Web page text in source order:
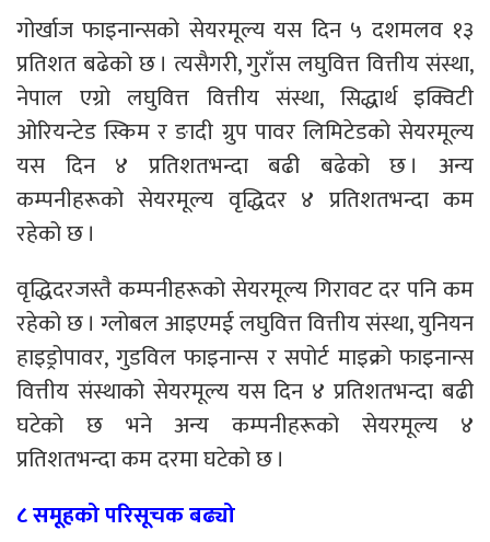
गोर्खाज फाइनान्सको सेयरमूल्य यस दिन ५ दशमलव १३
प्रतिशत बढेको छ । त्यसैगरी, गुराँस लघुवित्त वित्तीय संस्था,
नेपाल एग्रो लघुवित्त वित्तीय संस्था, सिद्धार्थ इक्विटी
ओरियन्टेड स्किम र ङादी ग्रुप पावर लिमिटेडको सेयरमूल्य
यस दिन ४ प्रतिशतभन्दा बढी बढेको छ । अन्य
कम्पनीहरूको सेयरमूल्य वृद्धिदर ४ प्रतिशतभन्दा कम
रहेको छ ।
वृद्धिदरजस्तै कम्पनीहरूको सेयरमूल्य गिरावट दर पनि कम
रहेको छ । ग्लोबल आइएमई लघुवित्त वित्तीय संस्था, युनियन
हाइड्रोपावर, गुडविल फाइनान्स र सपोर्ट माइक्रो फाइनान्स
वित्तीय संस्थाको सेयरमूल्य यस दिन ४ प्रतिशतभन्दा बढी
घटेको छ भने अन्य कम्पनीहरूको सेयरमूल्य ४
प्रतिशतभन्दा कम दरमा घटेको छ ।
८ समूहको परिसूचक बढ्यो